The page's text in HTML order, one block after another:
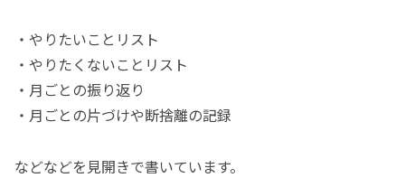
・やりたいことリスト
・やりたくないことリスト
・月ごとの振り返り
・月ごとの片づけや断捨離の記録
などなどを見開きで書いています。